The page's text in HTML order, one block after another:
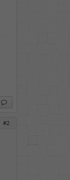
#2